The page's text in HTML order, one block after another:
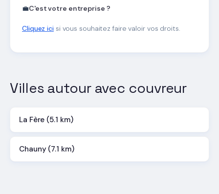
💼C'est votre entreprise ?
Cliquez icisi vous souhaitez faire valoir vos droits.
Villes autour avec couvreur
La Fère (5.1 km)
Chauny (7.1 km)